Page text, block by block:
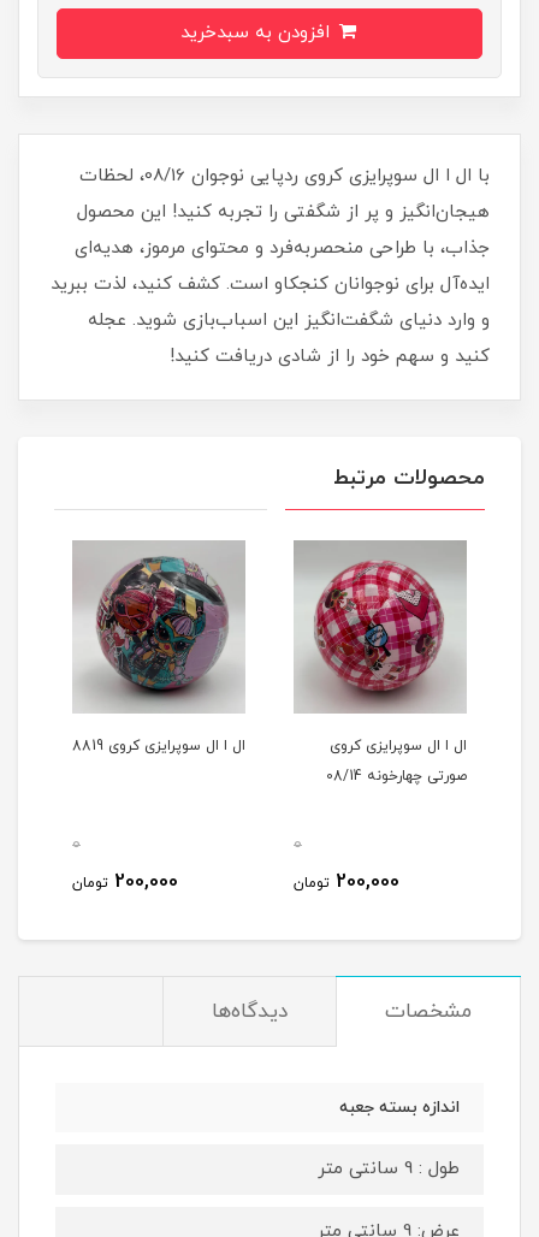
با ال ا ال سوپرایزی کروی ردپایی نوجوان 08/16، لحظات
هیجان‌انگیز و پر از شگفتی را تجربه کنید! این محصول
جذاب، با طراحی منحصربه‌فرد و محتوای مرموز، هدیه‌ای
ایده‌آل برای نوجوانان کنجکاو است. کشف کنید، لذت ببرید
و وارد دنیای شگفت‌انگیز این اسباب‌بازی شوید. عجله
کنید و سهم خود را از شادی دریافت کنید!
محصولات مرتبط
ال ا ال سوپرایزی کروی
صورتی چهارخونه 08/14
0
200,000 تومان
ال ا ال سوپرایزی کروی 8819
0
200,000 تومان
مشخصات دیدگاه‌ها
اندازه بسته جعبه
طول : 9 سانتی متر
عرض: 9 سانتی متر